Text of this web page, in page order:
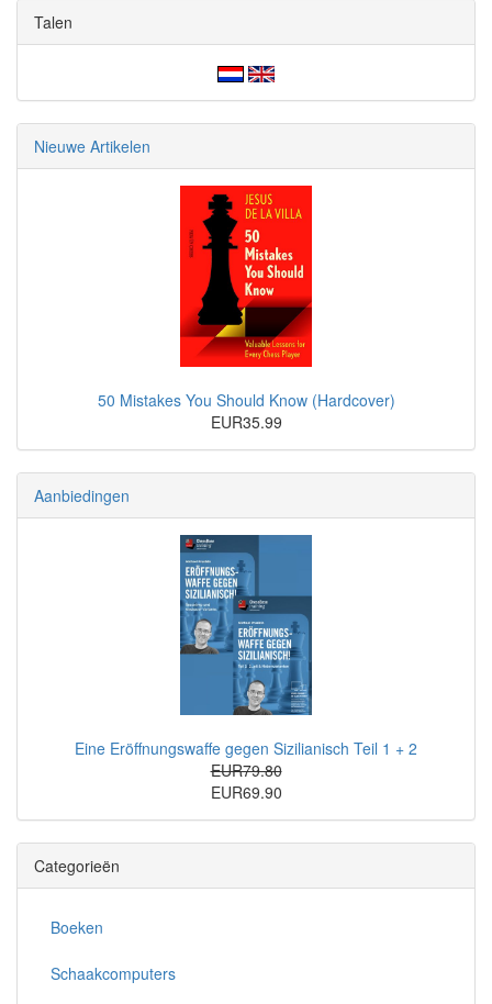
Talen
Nieuwe Artikelen
50 Mistakes You Should Know (Hardcover)
EUR35.99
Aanbiedingen
Eine Eröffnungswaffe gegen Sizilianisch Teil 1 + 2
EUR79.80
EUR69.90
Categorieën
Boeken
Schaakcomputers